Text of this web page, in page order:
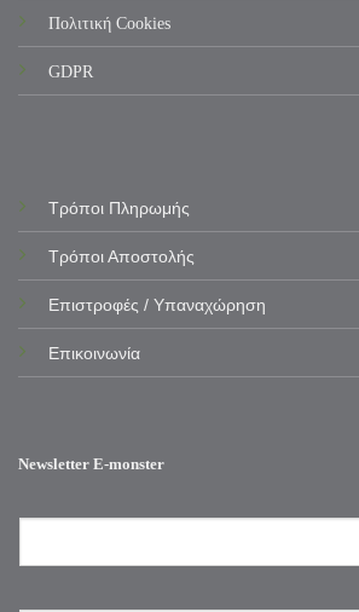
Πολιτική Cookies
GDPR
Τρόποι Πληρωμής
Τρόποι Αποστολής
Επιστροφές / Υπαναχώρηση
Επικοινωνία
Newsletter E-monster